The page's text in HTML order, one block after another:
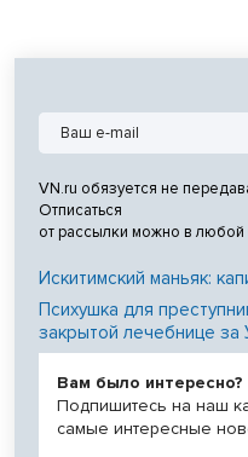
VN.ru обязуется не
Отписаться
от рассылки можно в любой
Искитимский маньяк:
Психушка для
закрытой лечебнице за
Вам было интересно?
Подпишитесь на наш
самые интересные